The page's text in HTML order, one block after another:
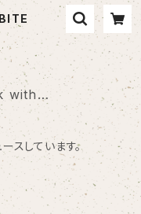
with…
スしています。